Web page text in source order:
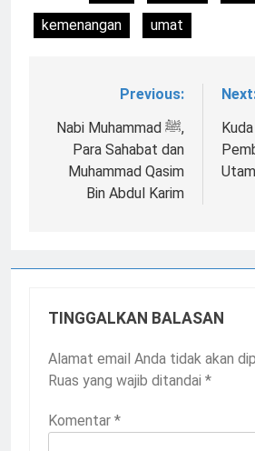
kemenangan
umat
Navigasi
pos
Previous:
Nabi Muhammad ﷺ,
Para Sahabat dan
Muhammad Qasim
Bin Abdul Karim
TINGGALKAN BALASAN
Alamat email Anda tidak akan
Ruas yang wajib ditandai *
Komentar *